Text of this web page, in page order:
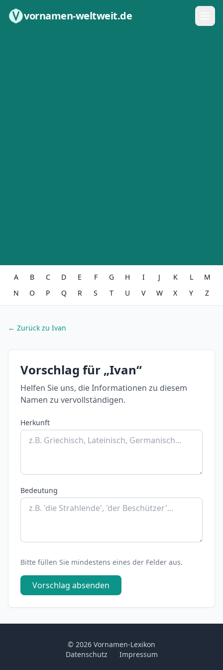
vornamen-weltweit.de
A B C D E F G H I J K L
M
N
O P Q R S T U V W X Y Z
← Zurück zu Ivan
Vorschlag für „Ivan“
Helfen Sie uns, die Informationen zu diesem
Namen zu vervollständigen.
Herkunft
Bedeutung
Bitte füllen Sie mindestens eines der Felder aus.
Vorschlag absenden
© 2026 Vornamen-Lexikon
Datenschutz
Impressum